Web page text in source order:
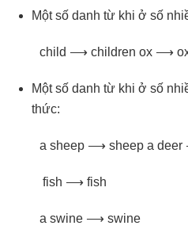
Một số danh từ khi ở số
child ⟶ children ox ⟶
Một số danh từ khi ở số
thức:
a sheep ⟶ sheep a
fish ⟶ fish
a swine ⟶ swine